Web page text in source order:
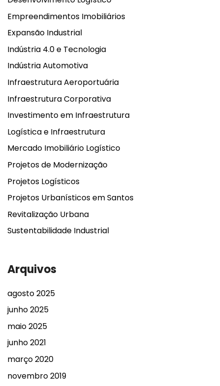
Empreendimentos Imobiliários
Expansão Industrial
Indústria 4.0 e Tecnologia
Indústria Automotiva
Infraestrutura Aeroportuária
Infraestrutura Corporativa
Investimento em Infraestrutura
Logística e Infraestrutura
Mercado Imobiliário Logístico
Projetos de Modernização
Projetos Logísticos
Projetos Urbanísticos em Santos
Revitalização Urbana
Sustentabilidade Industrial
Arquivos
agosto 2025
junho 2025
maio 2025
junho 2021
março 2020
novembro 2019